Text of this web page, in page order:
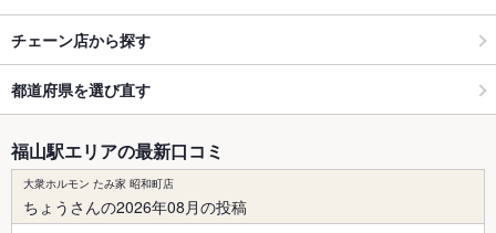
チェーン店から探す
都道府県を選び直す
福山駅エリアの最新口コミ
大衆ホルモン たみ家 昭和町店
ちょうさんの2026年08月の投稿